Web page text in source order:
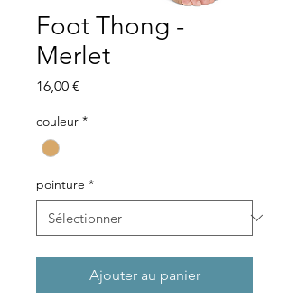
Foot Thong -
Merlet
16,00 €
couleur *
pointure *
Ajouter au panier